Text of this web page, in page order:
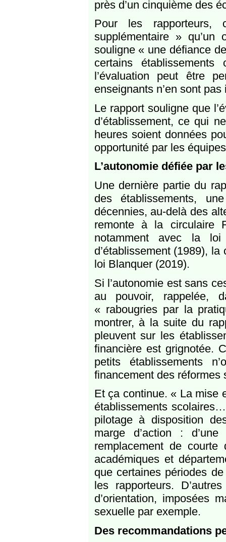
près d’un cinquième des
Pour les rapporteurs,
supplémentaire »
souligne « une défiance
certains
l’évaluation peut être
enseignants n’en sont
Le rapport souligne que
d’établissement, ce qui
heures soient données
opportunité par les
L’autonomie défiée par
Une dernière partie du
des établissements,
décennies, au-delà des
remonte à la circulaire
notamment avec la
d’établissement (1989),
loi Blanquer (2019).
Si l’autonomie est sans
au pouvoir, rappelée,
« rabougries par la
montrer, à la suite du
pleuvent sur les
financière est grignotée.
petits établissements
financement des réformes
Et ça continue. « La mise
établissements
pilotage à disposition
marge d’action :
remplacement de
académiques et
que certaines périodes
les rapporteurs.
d’orientation, imposées
sexuelle par exemple.
Des recommandations